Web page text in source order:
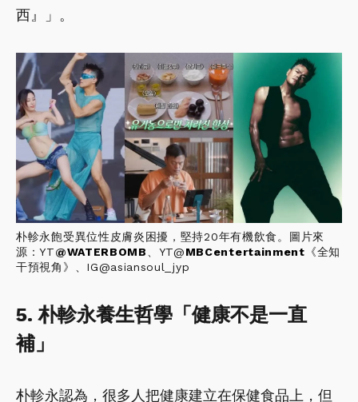
西』」。
朴軫永飽受異位性皮膚炎困擾，堅持20年有機飲食。圖片來
源：YT@WATERBOMB 、YT@MBCentertainment 《全知
干預視角》、IG@asiansoul_jyp
5. 朴軫永養生哲學「健康不是一直
補」
朴軫永認為，很多人把健康建立在保健食品上，但